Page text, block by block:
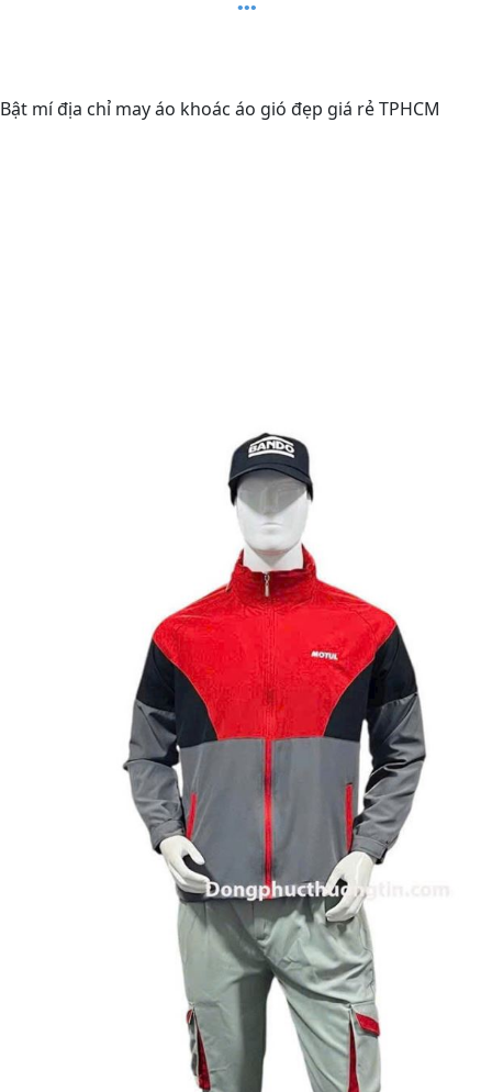
Bật mí địa chỉ may áo khoác áo gió đẹp giá rẻ TPHCM